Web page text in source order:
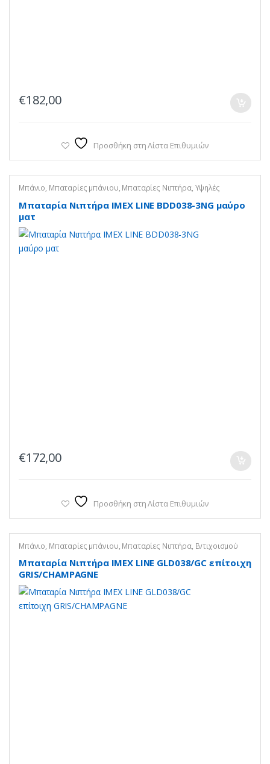
€182,00
Προσθήκη στη Λίστα Επιθυμιών
Μπάνιο, Μπαταρίες μπάνιου, Μπαταρίες Νιπτήρα, Υψηλές
Μπαταρία Νιπτήρα IMEX LINE BDD038-3NG μαύρο
ματ
€172,00
Προσθήκη στη Λίστα Επιθυμιών
Μπάνιο, Μπαταρίες μπάνιου, Μπαταρίες Νιπτήρα, Εντιχοισμού
Μπαταρία Νιπτήρα IMEX LINE GLD038/GC επίτοιχη
GRIS/CHAMPAGNE